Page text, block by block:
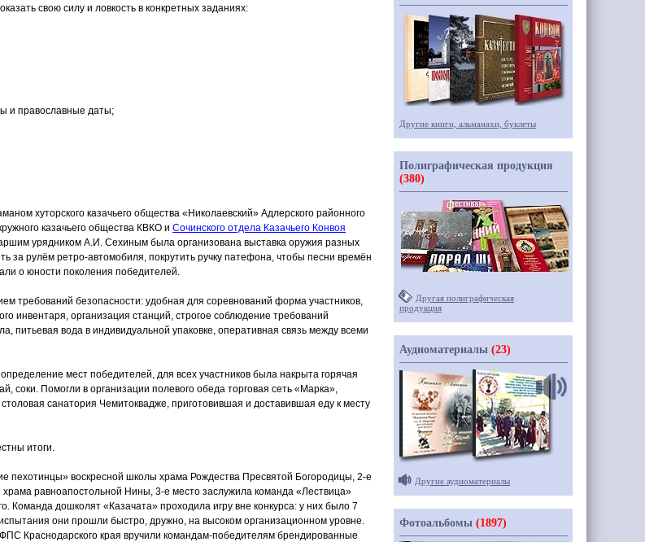
свою силу и ловкость в конкретных заданиях:
и православные даты;
хуторского казачьего общества «Николаевский» Адлерского районного
казачьего общества КВКО и Сочинского отдела Казачьего Конвоя
урядником А.И. Сехиным была организована выставка оружия разных
за рулём ретро-автомобиля, покрутить ручку патефона, чтобы песни времён
о юности поколения победителей.
требований безопасности: удобная для соревнований форма участников,
инвентаря, организация станций, строгое соблюдение требований
питьевая вода в индивидуальной упаковке, оперативная связь между всеми
мест победителей, для всех участников была накрыта горячая
соки. Помогли в организации полевого обеда торговая сеть «Марка»,
санатория Чемитоквадже, приготовившая и доставившая еду к месту
итоги.
пехотинцы» воскресной школы храма Рождества Пресвятой Богородицы, 2-е
храма равноапостольной Нины, 3-е место заслужила команда «Лествица»
Команда дошколят «Казачата» проходила игру вне конкурса: у них было 7
они прошли быстро, дружно, на высоком организационном уровне.
Краснодарского края вручили командам-победителям брендированные
Другие книги, альманахи, буклеты
Полиграфическая продукция
(380)
Другая полиграфическая
продукция
Аудиоматериалы (23)
Другие аудиоматериалы
Фотоальбомы (1897)